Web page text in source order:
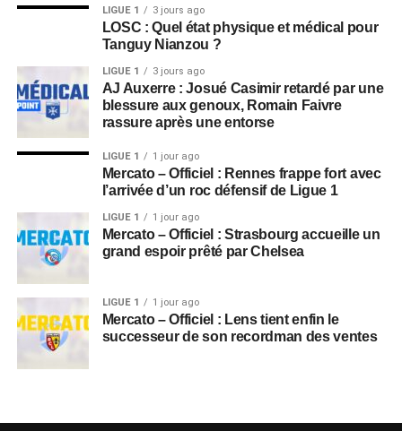
LIGUE 1 3 jours ago
LOSC : Quel état physique et médical pour
Tanguy Nianzou ?
LIGUE 1 3 jours ago
AJ Auxerre : Josué Casimir retardé par une
blessure aux genoux, Romain Faivre
rassure après une entorse
LIGUE 1 1 jour ago
Mercato – Officiel : Rennes frappe fort avec
l’arrivée d’un roc défensif de Ligue 1
LIGUE 1 1 jour ago
Mercato – Officiel : Strasbourg accueille un
grand espoir prêté par Chelsea
LIGUE 1 1 jour ago
Mercato – Officiel : Lens tient enfin le
successeur de son recordman des ventes